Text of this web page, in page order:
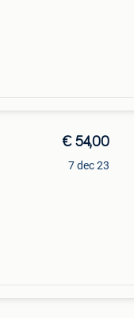
€ 54,00
7 dec 23